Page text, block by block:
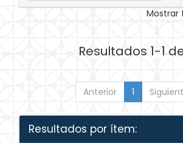
Mostrar
Resultados 1-1
Anterior 1
Resultados por ítem: